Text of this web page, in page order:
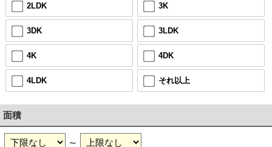
2LDK 3K
3DK 3LDK
4K 4DK
4LDK それ以上
面積
～